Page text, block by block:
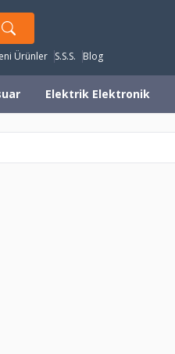
Ürünler S.S.S. Blog
Elektrik Elektronik